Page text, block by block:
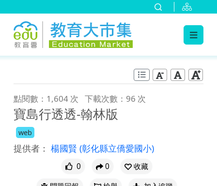
點閱數：1,604 次 下載次數：96 次
寶島行透透-翰林版
web
提供者： 楊國賢 (彰化縣立僑愛國小)
0 0
收藏